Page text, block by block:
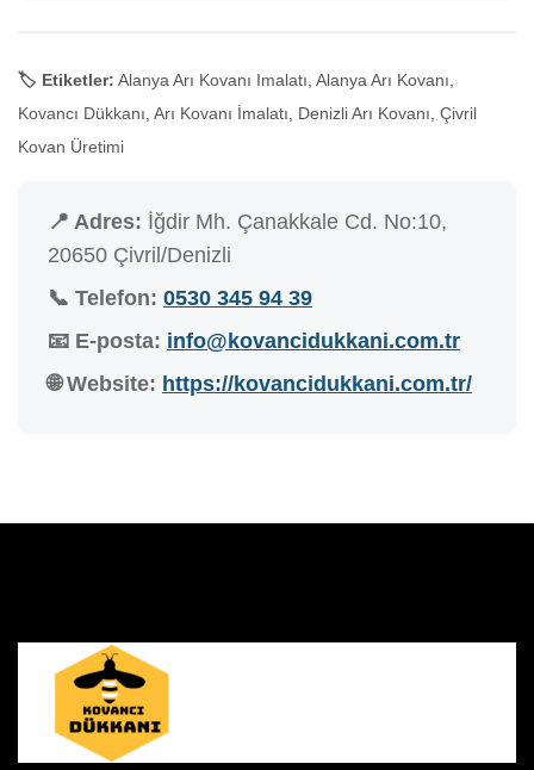
🏷️ Etiketler: Alanya Arı Kovanı Imalatı, Alanya Arı Kovanı,
Kovancı Dükkanı, Arı Kovanı İmalatı, Denizli Arı Kovanı, Çivril
Kovan Üretimi
📍 Adres: İğdir Mh. Çanakkale Cd. No:10,
20650 Çivril/Denizli
📞 Telefon: 0530 345 94 39
📧 E-posta: info@kovancidukkani.com.tr
🌐 Website: https://kovancidukkani.com.tr/